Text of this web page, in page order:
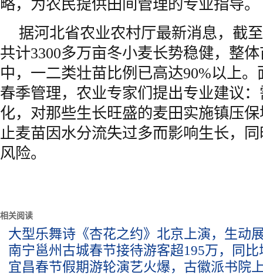
略，为农民提供田间管理的专业指导。
据河北省农业农村厅最新消息，截
共计3300多万亩冬小麦长势稳健，整
中，一二类壮苗比例已高达90%以上
春季管理，农业专家们提出专业建议
化，对那些生长旺盛的麦田实施镇压
止麦苗因水分流失过多而影响生长，
风险。
相关阅读
大型乐舞诗《杏花之约》北京上演，生动
南宁邕州古城春节接待游客超195万，同比
宜昌春节假期游轮演艺火爆，古徽派书院